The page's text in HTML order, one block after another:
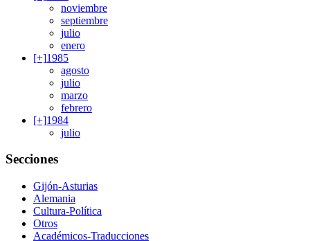
noviembre
septiembre
julio
enero
[+]1985
agosto
julio
marzo
febrero
[+]1984
julio
Secciones
Gijón-Asturias
Alemania
Cultura-Política
Otros
Académicos-Traducciones